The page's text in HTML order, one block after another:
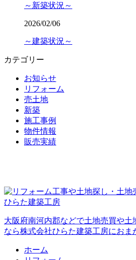
～新築状況～
2026/02/06
～建築状況～
カテゴリー
お知らせ
リフォーム
売土地
新築
施工事例
物件情報
販売実績
大阪府南河内郡などで土地売買や
なら株式会社ひらた建築工房におま
ホーム